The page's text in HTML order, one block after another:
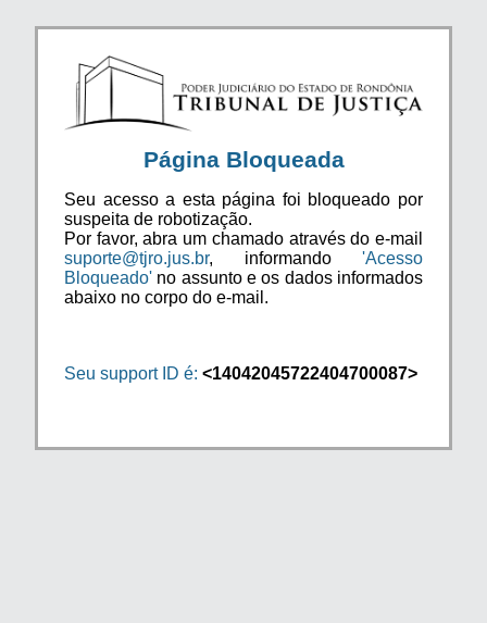
Página Bloqueada
Seu acesso a esta página foi bloqueado por
suspeita de robotização.
Por favor, abra um chamado através do e-mail
suporte@tjro.jus.br, informando 'Acesso
Bloqueado' no assunto e os dados informados
abaixo no corpo do e-mail.
Seu support ID é: <14042045722404700087>